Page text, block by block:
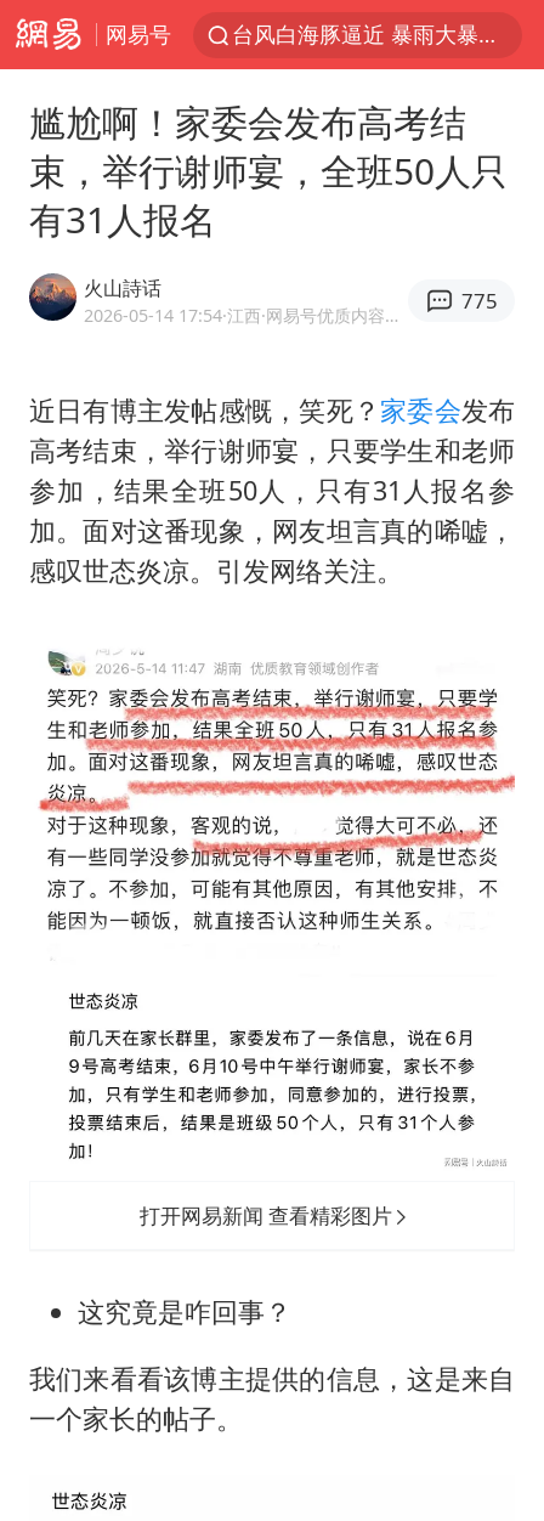
网易号
台风白海豚逼近 暴雨大暴雨来袭
中国稀土盘中涨停
21楼高空抛物嫌疑人被拘留
日韩股市高开跳水 SK海力士下挫转跌
台风白海豚最新路径研判来了
OpenAI为免费用户升级GPT-5.6 Luna
船舶避风项目停工 多地全力防台风
奋进开新局 实干挑大梁
尴尬啊！家委会发布高考结
束，举行谢师宴，全班50人只
有31人报名
火山詩话
2026-05-14 17:54·江西 ·网易号优质内容创作者
775
近日有博主发帖感慨，笑死？ 家委会发布
高考结束，举行谢师宴，只要学生和老师
参加，结果全班50人，只有31人报名参
加。面对这番现象，网友坦言真的唏嘘，
感叹世态炎凉。引发网络关注。
打开网易新闻 查看精彩图片
这究竟是咋回事？
我们来看看该博主提供的信息，这是来自
一个家长的帖子。